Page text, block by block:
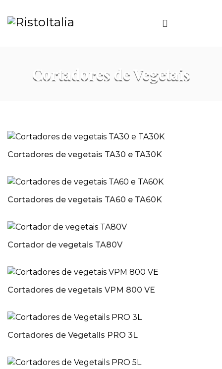
Cortadores de Vegetais
Cortadores de vegetais TA30 e TA30K
Cortadores de vegetais TA60 e TA60K
Cortador de vegetais TA80V
Cortadores de vegetais VPM 800 VE
Cortadores de Vegetails PRO 3L